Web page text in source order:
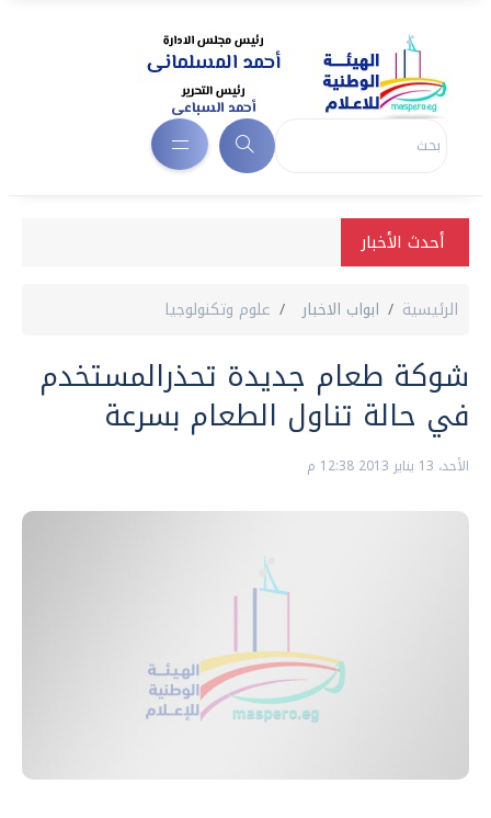
أحدث الأخبار
الرئيسية ابواب الاخبار علوم وتكنولوجيا
شوكة طعام جديدة تحذرالمستخدم
في حالة تناول الطعام بسرعة
الأحد، 13 يناير 2013 12:38 م